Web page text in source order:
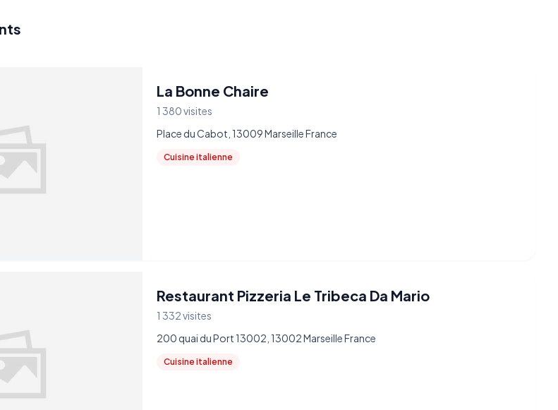
La Bonne Chaire
1 380 visites
Place du Cabot, 13009 Marseille France
Cuisine italienne
Restaurant Pizzeria Le Tribeca Da Mario
1 332 visites
200 quai du Port 13002, 13002 Marseille France
Cuisine italienne